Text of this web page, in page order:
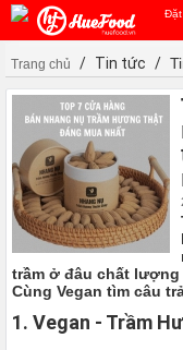
Đặt
Trang chủ / Tin tức /
trầm ở đâu chất
Cùng Vegan tìm câu
1. Vegan - Trầm